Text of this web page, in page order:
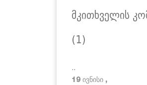
მკითხველის
(1)
..
19 ივნისი ,